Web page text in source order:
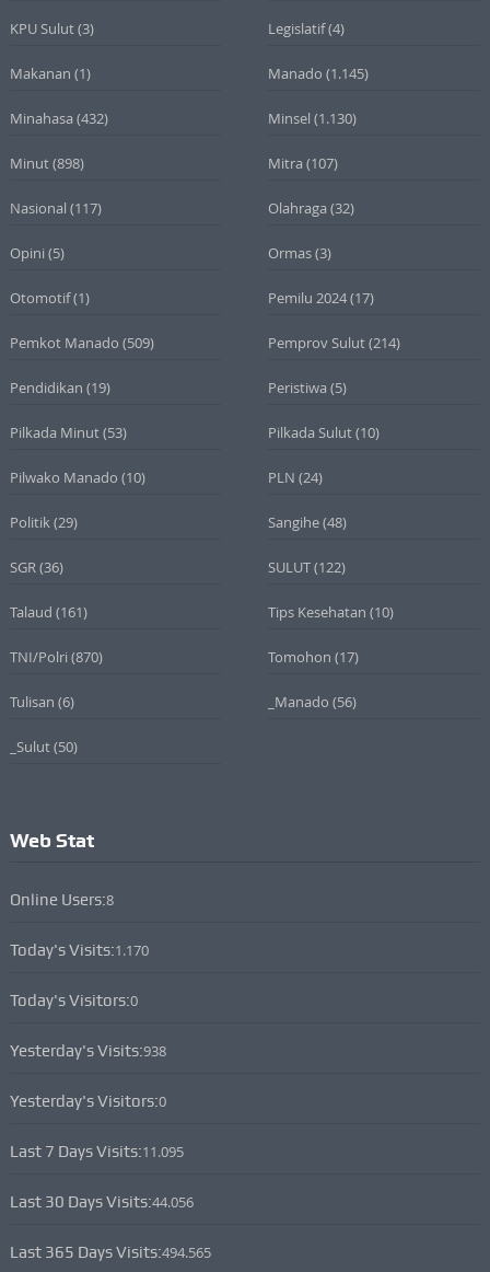
KPU Sulut(3) Legislatif(4)
Makanan (1) Manado (1.145)
Minahasa (432) Minsel (1.130)
Minut(898) Mitra (107)
Nasional (117) Olahraga (32)
Opini (5) Ormas(3)
Otomotif(1) Pemilu 2024(17)
Pemkot Manado (509) Pemprov Sulut(214)
Pendidikan (19) Peristiwa (5)
Pilkada Minut(53) Pilkada Sulut(10)
Pilwako Manado (10) PLN (24)
Politik(29) Sangihe(48)
SGR(36) SULUT(122)
Talaud (161) Tips Kesehatan (10)
TNI/Polri (870) Tomohon (17)
Tulisan (6) _Manado (56)
_Sulut(50)
Web Stat
Online Users:8
Today's Visits:1.170
Today's Visitors:0
Yesterday's Visits:938
Yesterday's Visitors:0
Last 7 Days Visits:11.095
Last 30 Days Visits:44.056
Last 365 Days Visits:494.565